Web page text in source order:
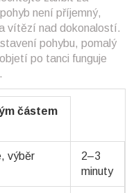
není příjemný,
vítězí nad dokonalostí.
pohybu, pomalý
po tanci funguje
částem
výběr
2–3
minuty